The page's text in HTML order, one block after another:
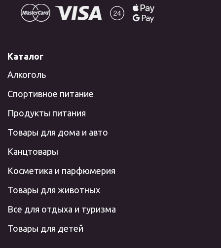
Каталог
Алкоголь
Спортивное питание
Продукты питания
Товары для дома и авто
Канцтовары
Косметика и парфюмерия
Товары для животных
Все для отдыха и туризма
Товары для детей